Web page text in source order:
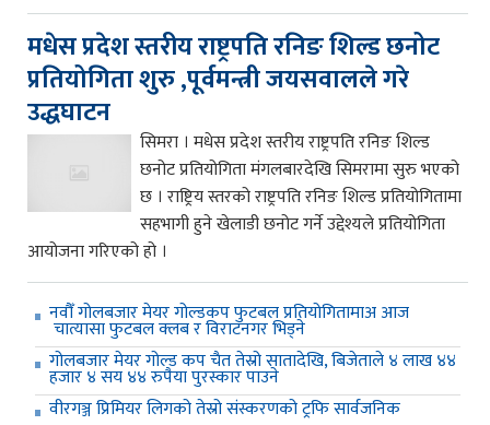
मधेस प्रदेश स्तरीय राष्ट्रपति रनिङ शिल्ड छनोट
प्रतियोगिता शुरु ,पूर्वमन्त्री जयसवालले गरे
उद्धघाटन
सिमरा । मधेस प्रदेश स्तरीय राष्ट्रपति रनिङ शिल्ड
छनोट प्रतियोगिता मंगलबारदेखि सिमरामा सुरु भएको
छ । राष्ट्रिय स्तरको राष्ट्रपति रनिङ शिल्ड प्रतियोगितामा
सहभागी हुने खेलाडी छनोट गर्ने उद्देश्यले प्रतियोगिता
आयोजना गरिएको हो ।
नवौँ गोलबजार मेयर गोल्डकप फुटबल प्रतियोगितामाअ आज
चात्यासा फुटबल क्लब र विराटनगर भिड्ने
गोलबजार मेयर गोल्ड कप चैत तेस्रो सातादेखि, बिजेताले ४ लाख ४४
हजार ४ सय ४४ रुपैया पुरस्कार पाउने
वीरगञ्ज प्रिमियर लिगको तेस्रो संस्करणको ट्रफि सार्वजनिक